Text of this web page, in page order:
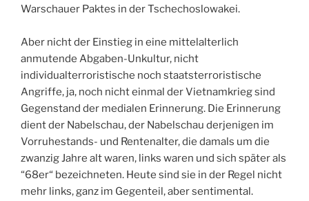
Warschauer Paktes in der Tschechoslowakei.
Aber nicht der Einstieg in eine mittelalterlich
anmutende Abgaben-Unkultur, nicht
individualterroristische noch staatsterroristische
Angriffe, ja, noch nicht einmal der Vietnamkrieg sind
Gegenstand der medialen Erinnerung. Die Erinnerung
dient der Nabelschau, der Nabelschau derjenigen im
Vorruhestands- und Rentenalter, die damals um die
zwanzig Jahre alt waren, links waren und sich später als
“68er“ bezeichneten. Heute sind sie in der Regel nicht
mehr links, ganz im Gegenteil, aber sentimental.